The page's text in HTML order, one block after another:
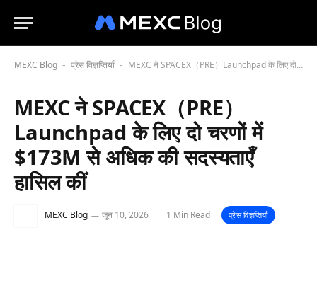
MEXC Blog - प्रेस विज्ञप्तियाँ - MEXC ने SPACEX（PRE）Launchpad के लिए दो चरणों में $173M से अधिक की सदस्यताएँ हासिल कीं
MEXC ने SPACEX（PRE）
Launchpad के लिए दो चरणों में
$173M से अधिक की सदस्यताएँ
हासिल कीं
MEXC Blog जून 10, 2026 1 Min Read प्रेस विज्ञप्तियाँ